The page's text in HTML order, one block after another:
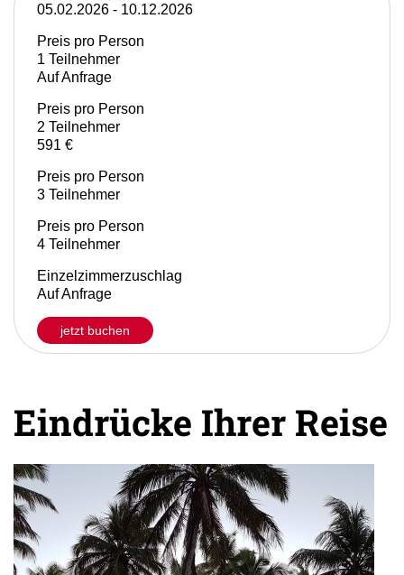
05.02.2026 - 10.12.2026
Preis pro Person
1 Teilnehmer
Auf Anfrage
Preis pro Person
2 Teilnehmer
591 €
Preis pro Person
3 Teilnehmer
Preis pro Person
4 Teilnehmer
Einzelzimmerzuschlag
Auf Anfrage
jetzt buchen
Eindrücke Ihrer Reise